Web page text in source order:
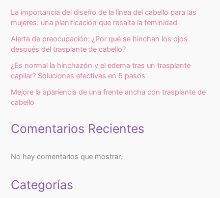
La importancia del diseño de la línea del cabello para las
mujeres: una planificación que resalta la feminidad
Alerta de preocupación: ¿Por qué se hinchan los ojos
después del trasplante de cabello?
¿Es normal la hinchazón y el edema tras un trasplante
capilar? Soluciones efectivas en 5 pasos
Mejore la apariencia de una frente ancha con trasplante de
cabello
Comentarios Recientes
No hay comentarios que mostrar.
Categorías